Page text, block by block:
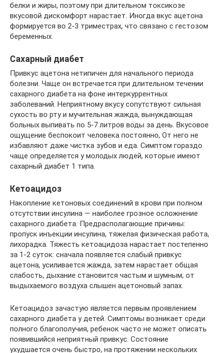
белки и жиры, поэтому при длительном токсикозе
вкусовой дискомфорт нарастает. Иногда вкус ацетона
формируется во 2-3 триместрах, что связано с гестозом
беременных.
Сахарный диабет
Привкус ацетона нетипичен для начального периода
болезни. Чаще он встречается при длительном течении
сахарного диабета на фоне интеркуррентных
заболеваний. Неприятному вкусу сопутствуют сильная
сухость во рту и мучительная жажда, вынуждающая
больных выпивать по 5-7 литров воды за день. Вкусовое
ощущение беспокоит человека постоянно, От него не
избавляют даже чистка зубов и еда. Симптом гораздо
чаще определяется у молодых людей, которые имеют
сахарный диабет 1 типа.
Кетоацидоз
Накопление кетоновых соединений в крови при полном
отсутствии инсулина — наиболее грозное осложнение
сахарного диабета. Предрасполагающие причины:
пропуск инъекции инсулина, тяжелая физическая работа,
лихорадка. Тяжесть кетоацидоза нарастает постепенно
за 1-2 суток: сначала появляется слабый привкус
ацетона, усиливается жажда, затем нарастает общая
слабость, дыхание становится частым и шумным, от
выдыхаемого воздуха слышен ацетоновый запах.
Кетоацидоз зачастую является первым проявлением
сахарного диабета у детей. Симптомы возникает среди
полного благополучия, ребенок часто не может описать
появившийся неприятный привкус. Состояние
ухудшается очень быстро, на протяжении нескольких